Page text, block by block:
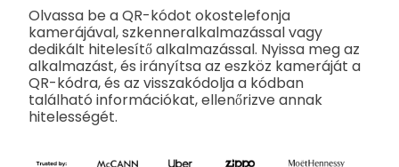
Olvassa be a QR-kódot okostelefonja
kamerájával, szkenneralkalmazással vagy
dedikált hitelesítő alkalmazással. Nyissa meg az
alkalmazást, és irányítsa az eszköz kameráját a
QR-kódra, és az visszakódolja a kódban
található információkat, ellenőrizve annak
hitelességét.